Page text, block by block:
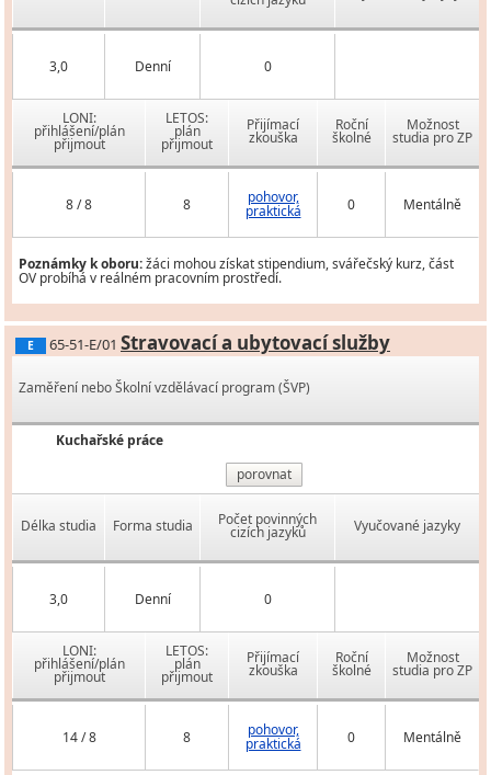
3,0 Denní 0
LONI:
přihlášení/plán
přijmout
LETOS:
plán
přijmout
Přijímací
zkouška
Roční
školné
Možnost
studia pro ZP
8 / 8 8 pohovor,
praktická 0 Mentálně
Poznámky k oboru:žáci mohou získat stipendium, svářečský kurz, část
OV probíhá v reálném pracovním prostředí.
E 65-51-E/01 Stravovací a ubytovací služby
Zaměření nebo Školní vzdělávací program (ŠVP)
Kuchařské práce
porovnat
Délka studia Forma studia Počet povinných
cizích jazyků Vyučované jazyky
3,0 Denní 0
LONI:
přihlášení/plán
přijmout
LETOS:
plán
přijmout
Přijímací
zkouška
Roční
školné
Možnost
studia pro ZP
14 / 8 8 pohovor,
praktická 0 Mentálně